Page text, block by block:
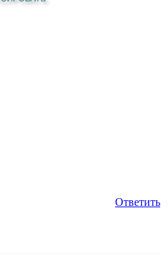
Ответить